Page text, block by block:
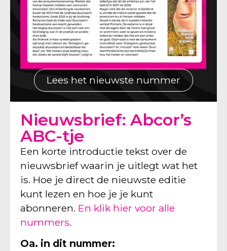
Lees het nieuwste nummer
Nieuwsbrief: Abcor’s
ABC-tje
Een korte introductie tekst over de
nieuwsbrief waarin je uitlegt wat het
is. Hoe je direct de nieuwste editie
kunt lezen en hoe je je kunt
abonneren. En klik hier voor alle
nummers.
Oa. in dit nummer: